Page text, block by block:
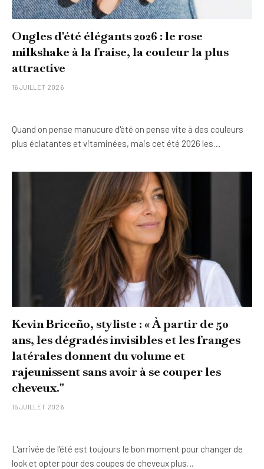
Ongles d'été élégants 2026 : le rose
milkshake à la fraise, la couleur la plus
attractive
16 JUILLET 2026
Quand on pense manucure d'été on pense vite à des couleurs
plus éclatantes et vitaminées, mais cet été 2026 les…
Kevin Briceño, styliste : « À partir de 50
ans, les dégradés invisibles et les franges
latérales donnent du volume et
rajeunissent sans avoir à se couper les
cheveux."
15 JUILLET 2026
L'arrivée de l'été est toujours le bon moment pour changer de
look et opter pour des coupes de cheveux plus…